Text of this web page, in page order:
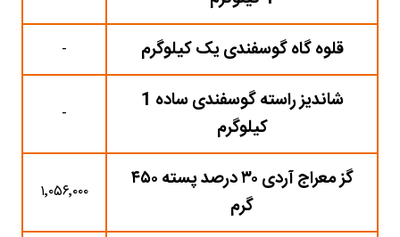
قلوه گاه گوسفندی یک کیلوگرم -
شاندیز راسته گوسفندی ساده 1
کیلوگرم
-
گز معراج آردی ۳۰ درصد پسته ۴۵۰
گرم
۱٬۰۵۶٬۰۰۰